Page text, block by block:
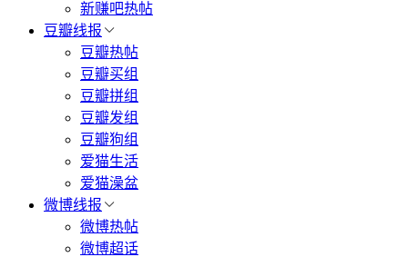
新赚吧热帖
豆瓣线报
豆瓣热帖
豆瓣买组
豆瓣拼组
豆瓣发组
豆瓣狗组
爱猫生活
爱猫澡盆
微博线报
微博热帖
微博超话